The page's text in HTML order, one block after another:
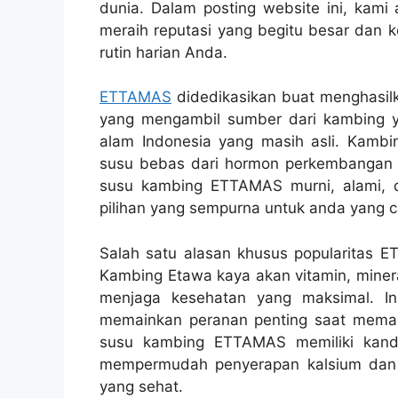
dunia. Dalam posting website ini, kami
meraih reputasi yang begitu besar dan
rutin harian Anda.
ETTAMAS didedikasikan buat
yang mengambil sumber dari kambing
alam Indonesia yang masih asli.
susu bebas dari hormon
susu kambing ETTAMAS murni,
pilihan yang sempurna untuk anda yang
Salah satu alasan khusus popularitas
Kambing Etawa kaya akan vitamin,
menjaga kesehatan yang maksimal.
memainkan peranan penting saat
susu kambing ETTAMAS memiliki
mempermudah penyerapan kalsium
yang sehat.